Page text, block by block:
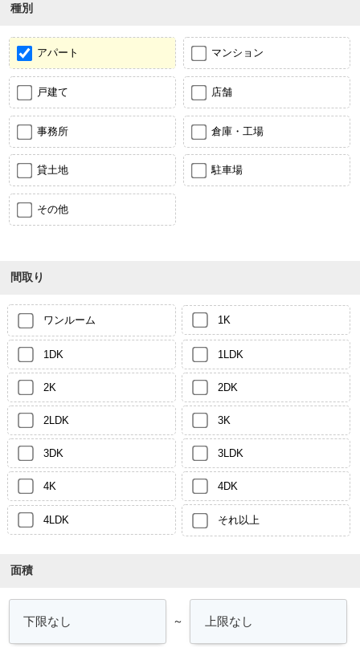
種別
アパート マンション
戸建て 店舗
事務所 倉庫・工場
貸土地 駐車場
その他
間取り
ワンルーム 1K
1DK 1LDK
2K 2DK
2LDK 3K
3DK 3LDK
4K 4DK
4LDK それ以上
面積
～